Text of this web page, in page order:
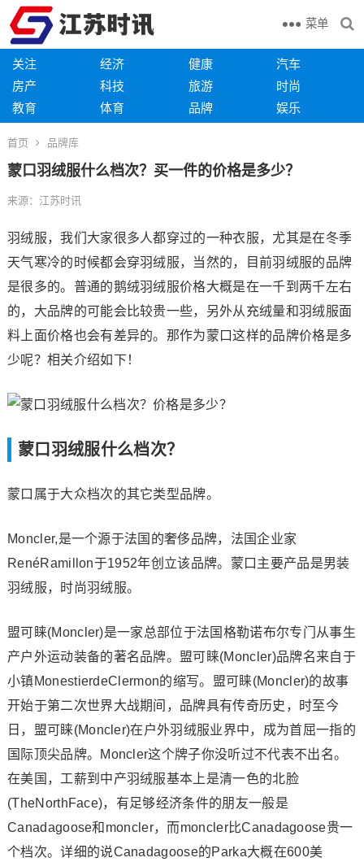
菜单
关注 经济 健康
汽车
房产
科技 旅游
时尚
教育
体育 品牌 娱乐
首页 品牌库
蒙口羽绒服什么档次？买一件的价格是多少？
来源：江苏时讯
羽绒服，我们大家很多人都穿过的一种衣服，尤其是在冬季
天气寒冷的时候都会穿羽绒服，当然的，目前羽绒服的品牌
是很多的。普通的鹅绒羽绒服价格大概是在一千到两千左右
的，大品牌的可能会比较贵一些，另外从充绒量和羽绒服面
料上面价格也会有差异的。那作为蒙口这样的品牌价格是多
少呢？相关介绍如下！
蒙口羽绒服什么档次？
蒙口属于大众档次的其它类型品牌。
Moncler,是一个源于法国的奢侈品牌，法国企业家
RenéRamillon于1952年创立该品牌。蒙口主要产品是男装
羽绒服，时尚羽绒服。
盟可睐(Moncler)是一家总部位于法国格勒诺布尔专门从事生
产户外运动装备的著名品牌。盟可睐(Moncler)品牌名来自于
小镇MonestierdeClermon的缩写。盟可睐(Moncler)的故事
开始于第二次世界大战期间，品牌具有传奇历史，时至今
日，盟可睐(Moncler)在户外羽绒服业界中，成为首屈一指的
国际顶尖品牌。Moncler这个牌子你没听过不代表不出名。
在美国，工薪到中产羽绒服基本上是清一色的北脸
(TheNorthFace)，有足够经济条件的朋友一般是
Canadagoose和moncler，而moncler比Canadagoose贵一
个档次。详细的说Canadagoose的Parka大概在600美